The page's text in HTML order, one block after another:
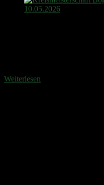
Weiterlesen